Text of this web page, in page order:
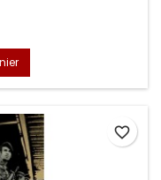
favorite_border